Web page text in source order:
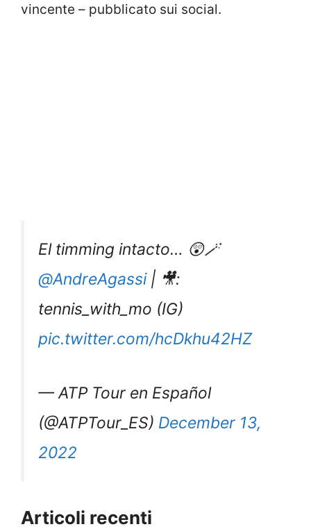
vincente – pubblicato sui social.
El timming intacto… 😲🪄
@AndreAgassi| 🎥:
tennis_with_mo (IG)
pic.twitter.com/hcDkhu42HZ
— ATP Tour en Español
(@ATPTour_ES) December 13,
2022
Articoli recenti